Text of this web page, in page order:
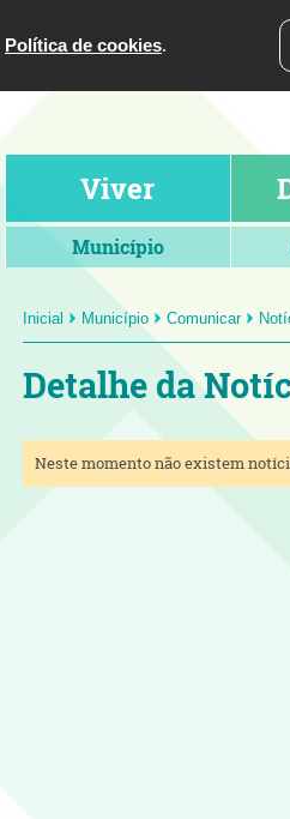
Política de cookies.
Viver
Município
Inicial Município Comunicar
Detalhe da
Neste momento não existem